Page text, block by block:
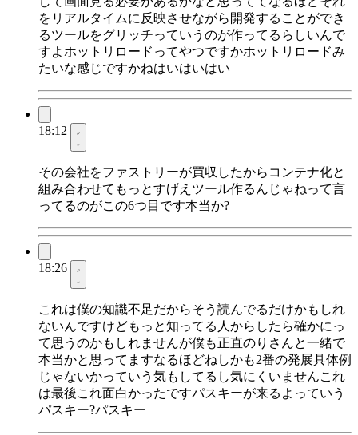
をリアルタイムに反映させながら開発することができ
るツールをグリッチっていうのが作ってるらしいんで
すよホットリロードってやつですかホットリロードみ
たいな感じですかねはいはいはい
18:12
その会社をファストリーが買収したからコンテナ化と
組み合わせてもっとすげえツール作るんじゃねって言
ってるのがこの6つ目です本当か?
18:26
これは僕の知識不足だからそう読んでるだけかもしれ
ないんですけどもっと知ってる人からしたら確かにっ
て思うのかもしれませんが僕も正直のりさんと一緒で
本当かと思ってますなるほどねしかも2番の発展具体例
じゃないかっていう気もしてるし気にくいませんこれ
は最後これ面白かったですパスキーが来るよっていう
パスキー?パスキー